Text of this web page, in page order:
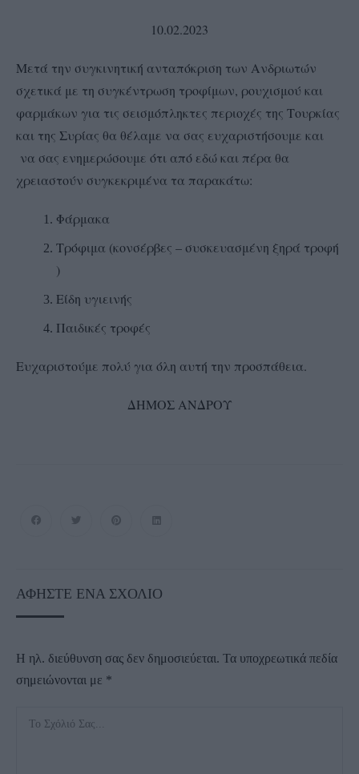
10.02.2023
Μετά την συγκινητική ανταπόκριση των Ανδριωτών
σχετικά με τη συγκέντρωση τροφίμων, ρουχισμού και
φαρμάκων για τις σεισμόπληκτες περιοχές της Τουρκίας
και της Συρίας θα θέλαμε να σας ευχαριστήσουμε και
να σας ενημερώσουμε ότι από εδώ και πέρα θα
χρειαστούν συγκεκριμένα τα παρακάτω:
Φάρμακα
Τρόφιμα (κονσέρβες – συσκευασμένη ξηρά τροφή
)
Είδη υγιεινής
Παιδικές τροφές
Ευχαριστούμε πολύ για όλη αυτή την προσπάθεια.
ΔΗΜΟΣ ΑΝΔΡΟΥ
ΑΦΉΣΤΕ ΈΝΑ ΣΧΌΛΙΟ
Η ηλ. διεύθυνση σας δεν δημοσιεύεται. Τα υποχρεωτικά πεδία
σημειώνονται με *